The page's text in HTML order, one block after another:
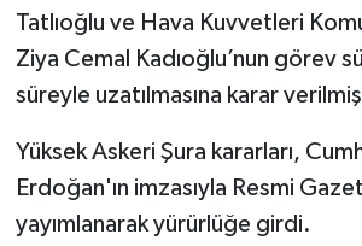
Tatlıoğlu ve Hava Kuvvetleri
Ziya Cemal Kadıoğlu’nun görev
süreyle uzatılmasına karar
Yüksek Askeri Şura kararları,
Erdoğan'ın imzasıyla Resmi
yayımlanarak yürürlüğe girdi.